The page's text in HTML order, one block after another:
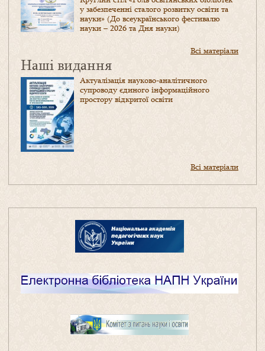
у забезпеченні сталого розвитку освіти та
науки» (До всеукраїнського фестивалю
науки – 2026 та Дня науки)
Всі матеріали
Наші видання
Актуалізація науково-аналітичного
супроводу єдиного інформаційного
простору відкритої освіти
Всі матеріали